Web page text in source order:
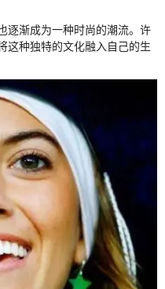
逐渐成为一种时尚的潮流。许
这种独特的文化融入自己的生